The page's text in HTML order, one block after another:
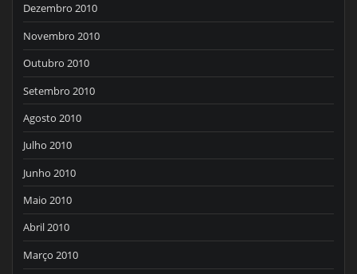
Dezembro 2010
Novembro 2010
Outubro 2010
Setembro 2010
Agosto 2010
Julho 2010
Junho 2010
Maio 2010
Abril 2010
Março 2010